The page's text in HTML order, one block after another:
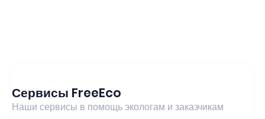
Сервисы FreeEco
Наши сервисы в помощь экологам и заказчикам